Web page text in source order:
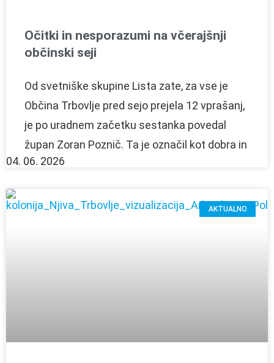
Očitki in nesporazumi na včerajšnji
občinski seji
Od svetniške skupine Lista zate, za vse je
Občina Trbovlje pred sejo prejela 12 vprašanj,
je po uradnem začetku sestanka povedal
župan Zoran Poznič. Ta je označil kot dobra in
04. 06. 2026
AKTUALNO